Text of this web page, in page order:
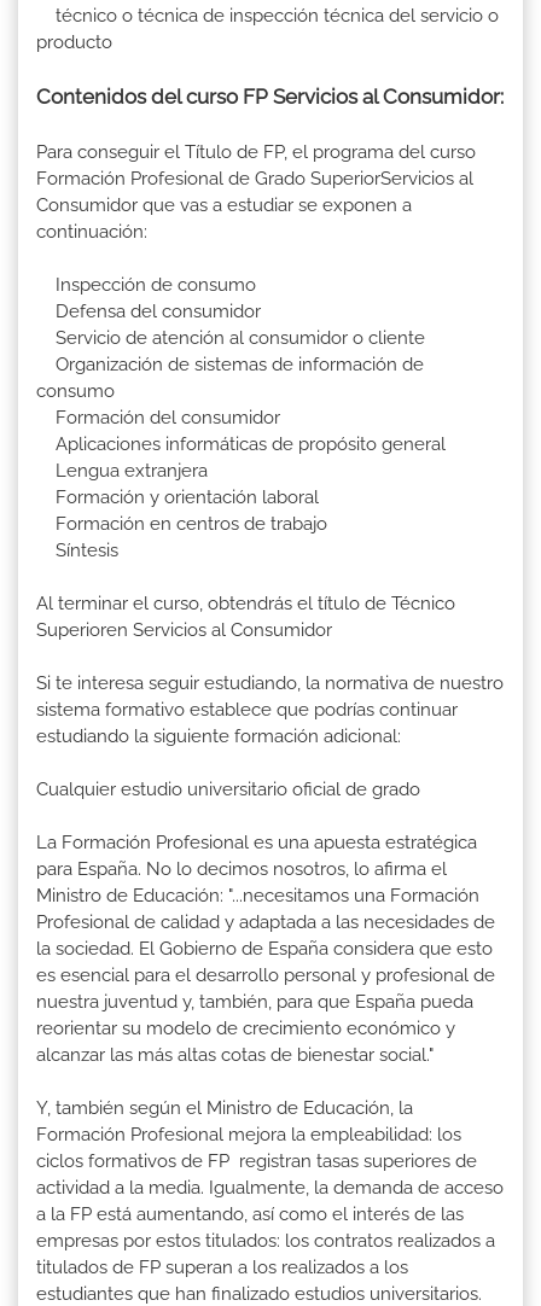
técnico o técnica de inspección técnica del servicio o
producto
Contenidos del curso FP Servicios al Consumidor:
Para conseguir el Título de FP, el programa del curso
Formación Profesional de Grado SuperiorServicios al
Consumidor que vas a estudiar se exponen a
continuación:
Inspección de consumo
Defensa del consumidor
Servicio de atención al consumidor o cliente
Organización de sistemas de información de
consumo
Formación del consumidor
Aplicaciones informáticas de propósito general
Lengua extranjera
Formación y orientación laboral
Formación en centros de trabajo
Síntesis
Al terminar el curso, obtendrás el título de Técnico
Superioren Servicios al Consumidor
Si te interesa seguir estudiando, la normativa de nuestro
sistema formativo establece que podrías continuar
estudiando la siguiente formación adicional:
Cualquier estudio universitario oficial de grado
La Formación Profesional es una apuesta estratégica
para España. No lo decimos nosotros, lo afirma el
Ministro de Educación: "...necesitamos una Formación
Profesional de calidad y adaptada a las necesidades de
la sociedad. El Gobierno de España considera que esto
es esencial para el desarrollo personal y profesional de
nuestra juventud y, también, para que España pueda
reorientar su modelo de crecimiento económico y
alcanzar las más altas cotas de bienestar social."
Y, también según el Ministro de Educación, la
Formación Profesional mejora la empleabilidad: los
ciclos formativos de FP registran tasas superiores de
actividad a la media. Igualmente, la demanda de acceso
a la FP está aumentando, así como el interés de las
empresas por estos titulados: los contratos realizados a
titulados de FP superan a los realizados a los
estudiantes que han finalizado estudios universitarios.